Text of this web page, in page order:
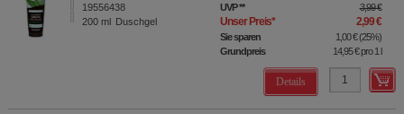
19556438
200 ml Duschgel
UVP** 3,99 €
Unser Preis* 2,99 €
Sie sparen 1,00 €(25%)
Grundpreis
14,95 €pro 1 l
Details